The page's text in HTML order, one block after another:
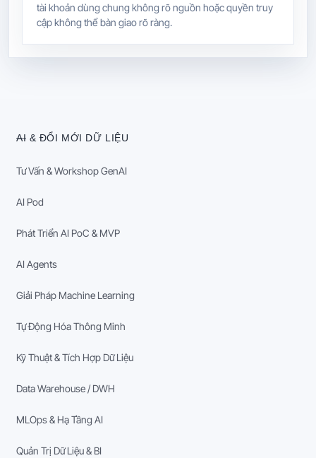
tài khoản dùng chung không rõ nguồn hoặc quyền truy
cập không thể bàn giao rõ ràng.
AI & ĐỔI MỚI DỮ LIỆU
Tư Vấn & Workshop GenAI
AI Pod
Phát Triển AI PoC & MVP
AI Agents
Giải Pháp Machine Learning
Tự Động Hóa Thông Minh
Kỹ Thuật & Tích Hợp Dữ Liệu
Data Warehouse / DWH
MLOps & Hạ Tầng AI
Quản Trị Dữ Liệu & BI